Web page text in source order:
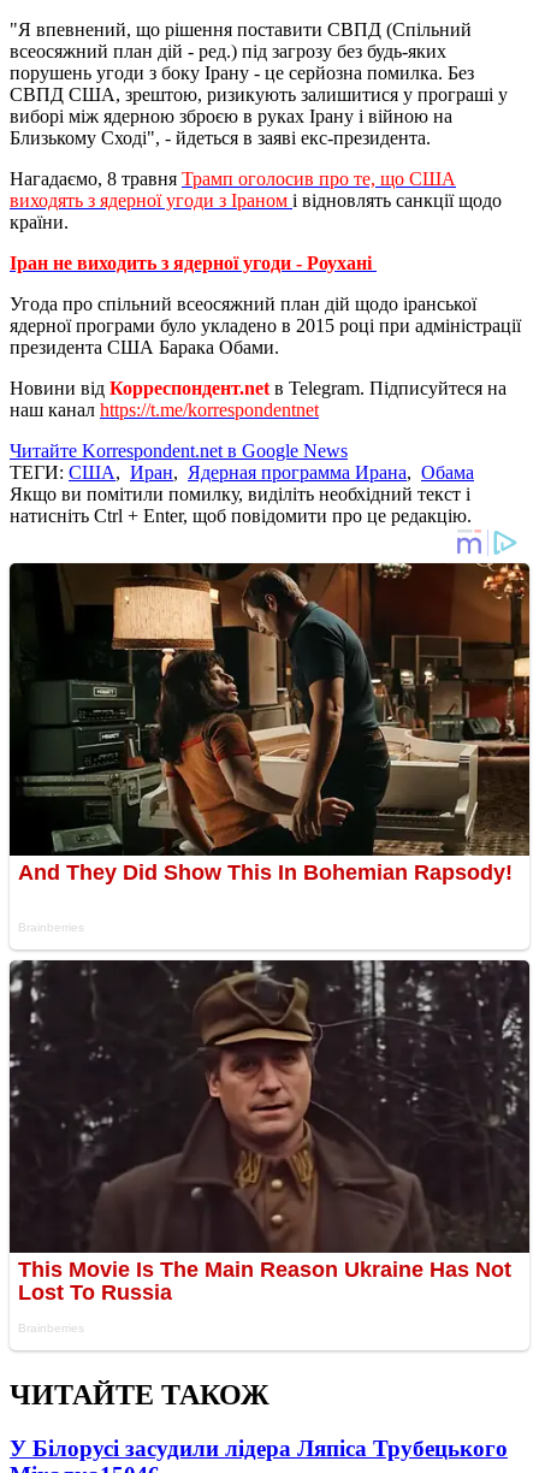
"Я впевнений, що рішення поставити СВПД (Спільний
всеосяжний план дій - ред.) під загрозу без будь-яких
порушень угоди з боку Ірану - це серйозна помилка. Без
СВПД США, зрештою, ризикують залишитися у програші у
виборі між ядерною зброєю в руках Ірану і війною на
Близькому Сході", - йдеться в заяві екс-президента.
Нагадаємо, 8 травня Трамп оголосив про те, що США
виходять з ядерної угоди з Іраном і відновлять санкції щодо
країни.
Іран не виходить з ядерної угоди - Роухані
Угода про спільний всеосяжний план дій щодо іранської
ядерної програми було укладено в 2015 році при адміністрації
президента США Барака Обами.
Новини від Корреспондент.net в Telegram. Підписуйтеся на
наш канал https://t.me/korrespondentnet
Читайте Korrespondent.net в Google News
ТЕГИ: США, Иран, Ядерная программа Ирана, Обама
Якщо ви помітили помилку, виділіть необхідний текст і
натисніть Ctrl + Enter, щоб повідомити про це редакцію.
ЧИТАЙТЕ ТАКОЖ
У Білорусі засудили лідера Ляпіса Трубецького